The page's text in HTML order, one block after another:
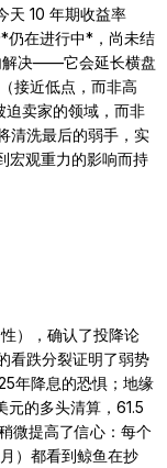
天 10 年期收益率
仍在进行中*，尚未结
解决——它会延长横盘
接近低点，而非高
卖家的领域，而非
清洗最后的弱手，实
宏观重力的影响而持
），确认了投降论
看跌分裂证明了弱势
年降息的恐惧；地缘
元的多头清算，61.5
微提高了信心：每个
）都看到鲸鱼在抄